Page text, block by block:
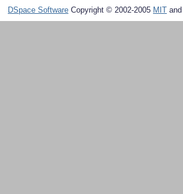
DSpace Software Copyright © 2002-2005 MIT and